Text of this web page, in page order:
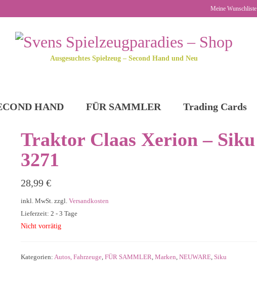
Meine Wunschliste
Ausgesuchtes Spielzeug – Second Hand und Neu
HAND FÜR SAMMLER Trading Cards
Traktor Claas Xerion – Siku
3271
28,99 €
inkl. MwSt. zzgl. Versandkosten
Lieferzeit: 2 - 3 Tage
Nicht vorrätig
Kategorien: Autos, Fahrzeuge, FÜR SAMMLER Marken NEUWARE, Siku